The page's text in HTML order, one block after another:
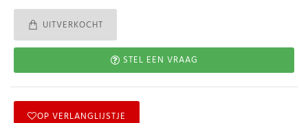
UITVERKOCHT
STEL EEN VRAAG
OP VERLANGLIJSTJE